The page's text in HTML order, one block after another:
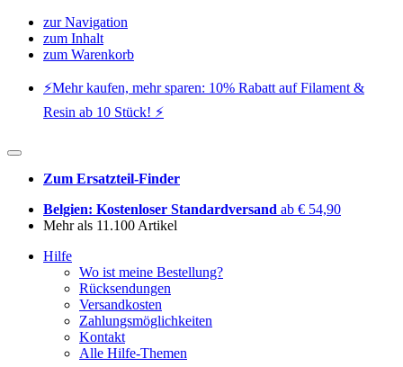
zur Navigation
zum Inhalt
zum Warenkorb
⚡️Mehr kaufen, mehr sparen: 10% Rabatt auf Filament &
Resin ab 10 Stück! ⚡️
Zum Ersatzteil-Finder
Belgien: Kostenloser Standardversand ab € 54,90
Mehr als 11.100 Artikel
Hilfe
Wo ist meine Bestellung?
Rücksendungen
Versandkosten
Zahlungsmöglichkeiten
Kontakt
Alle Hilfe-Themen